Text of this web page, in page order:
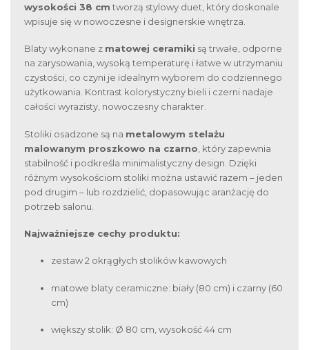
wysokości 38 cm tworzą stylowy duet, który doskonale
wpisuje się w nowoczesne i designerskie wnętrza.
Blaty wykonane z matowej ceramiki są trwałe, odporne
na zarysowania, wysoką temperaturę i łatwe w utrzymaniu
czystości, co czyni je idealnym wyborem do codziennego
użytkowania. Kontrast kolorystyczny bieli i czerni nadaje
całości wyrazisty, nowoczesny charakter.
Stoliki osadzone są na metalowym stelażu
malowanym proszkowo na czarno , który zapewnia
stabilność i podkreśla minimalistyczny design. Dzięki
różnym wysokościom stoliki można ustawić razem – jeden
pod drugim – lub rozdzielić, dopasowując aranżację do
potrzeb salonu.
Najważniejsze cechy produktu:
zestaw 2 okrągłych stolików kawowych
matowe blaty ceramiczne: biały (80 cm) i czarny (60
cm)
większy stolik: Ø 80 cm, wysokość 44 cm